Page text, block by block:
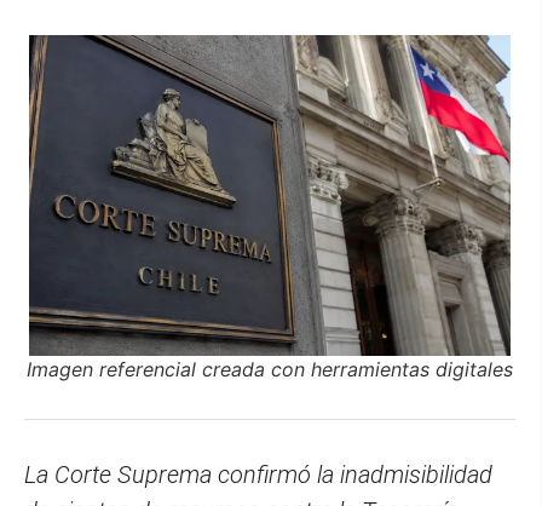
Imagen referencial creada con herramientas digitales
La Corte Suprema confirmó la inadmisibilidad